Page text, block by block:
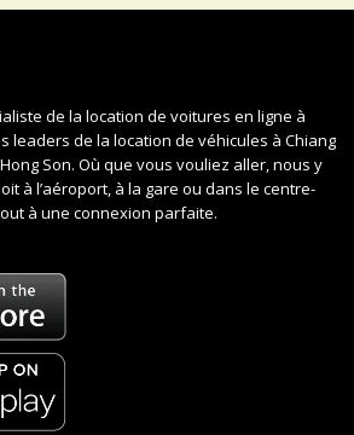
de la location de voitures en ligne à
leaders de la location de véhicules à Chiang
Son. Où que vous vouliez aller, nous y
à l’aéroport, à la gare ou dans le centre-
à une connexion parfaite.